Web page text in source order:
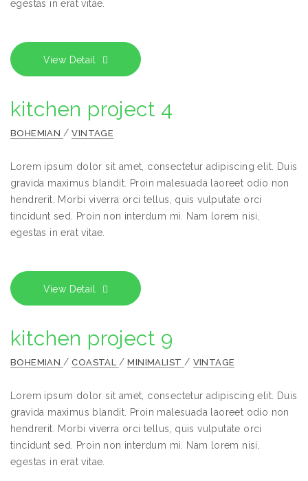
egestas in erat vitae.
View Detail
kitchen project 4
BOHEMIAN / VINTAGE
Lorem ipsum dolor sit amet, consectetur adipiscing elit. Duis
gravida maximus blandit. Proin malesuada laoreet odio non
hendrerit. Morbi viverra orci tellus, quis vulputate orci
tincidunt sed. Proin non interdum mi. Nam lorem nisi,
egestas in erat vitae.
View Detail
kitchen project 9
BOHEMIAN / COASTAL / MINIMALIST / VINTAGE
Lorem ipsum dolor sit amet, consectetur adipiscing elit. Duis
gravida maximus blandit. Proin malesuada laoreet odio non
hendrerit. Morbi viverra orci tellus, quis vulputate orci
tincidunt sed. Proin non interdum mi. Nam lorem nisi,
egestas in erat vitae.